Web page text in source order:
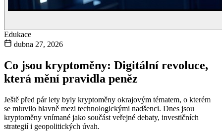
Edukace
dubna 27, 2026
Co jsou kryptoměny: Digitální revoluce,
která mění pravidla peněz
Ještě před pár lety byly kryptoměny okrajovým tématem, o kterém
se mluvilo hlavně mezi technologickými nadšenci. Dnes jsou
kryptoměny vnímané jako součást veřejné debaty, investičních
strategií i geopolitických úvah.